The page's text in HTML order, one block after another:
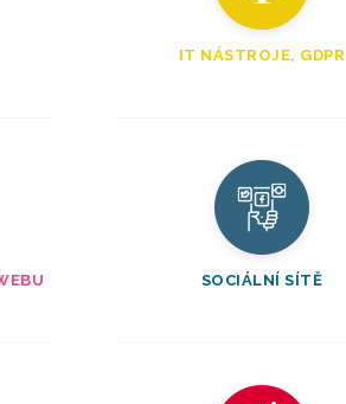
IT NÁSTROJE, GDPR
SOCIÁLNÍ SÍTĚ